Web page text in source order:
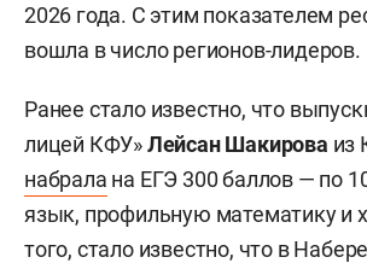
2026 года. С этим показателем
вошла в число регионов-лидеров.
Ранее стало известно, что
лицей КФУ»Лейсан Шакирова из
набрала на ЕГЭ 300 баллов — по
язык, профильную математику и
того, стало известно, что в